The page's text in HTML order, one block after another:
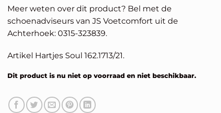
Meer weten over dit product? Bel met de
schoenadviseurs van JS Voetcomfort uit de
Achterhoek: 0315-323839.
Artikel Hartjes Soul 162.1713/21.
Dit product is nu niet op voorraad en niet beschikbaar.
Alternative: